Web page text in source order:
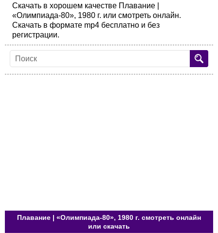
Скачать в хорошем качестве Плавание |
«Олимпиада-80», 1980 г. или смотреть онлайн.
Скачать в формате mp4 бесплатно и без
регистрации.
Плавание | «Олимпиада-80», 1980 г. смотреть онлайн
или скачать